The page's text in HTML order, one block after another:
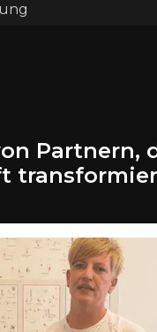
Partnern,